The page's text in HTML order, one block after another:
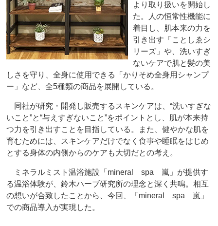
より取り扱いを開始し
た。人の恒常性機能に
着目し、肌本来の力を
引き出す「ことしゑシ
リーズ」や、洗いすぎ
ないケアで肌と髪の美
しさを守り、全身に使用できる「かりそめ全身用シャンプ
ー」など、全5種類の商品を展開している。
同社が研究・開発し販売するスキンケアは、“洗いすぎな
いこと”と“与えすぎないこと”をポイントとし、肌が本来持
つ力を引き出すことを目指している。また、健やかな肌を
育むためには、スキンケアだけでなく食事や睡眠をはじめ
とする身体の内側からのケアも大切だとの考え。
ミネラルミスト温浴施設「mineral spa 嵐」が提供す
る温浴体験が、鈴木ハーブ研究所の理念と深く共鳴。相互
の想いが合致したことから、今回、「mineral spa 嵐」
での商品導入が実現した。